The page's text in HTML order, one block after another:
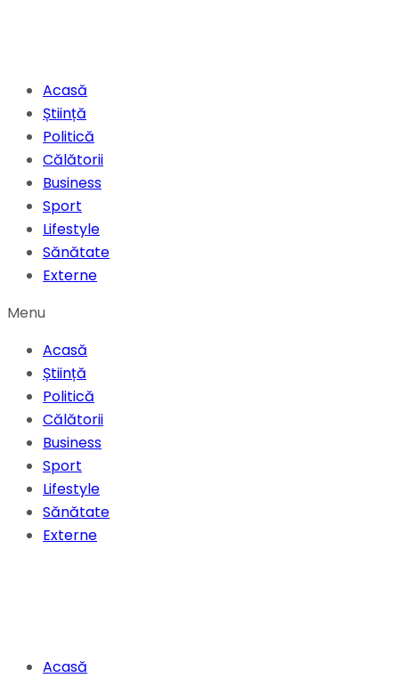
Acasă
Știință
Politică
Călătorii
Business
Sport
Lifestyle
Sănătate
Externe
Menu
Acasă
Știință
Politică
Călătorii
Business
Sport
Lifestyle
Sănătate
Externe
Acasă